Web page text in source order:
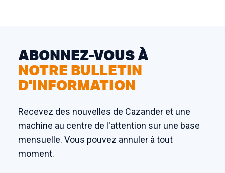
ABONNEZ-VOUS À
NOTRE BULLETIN
D'INFORMATION
Recevez des nouvelles de Cazander et une
machine au centre de l'attention sur une base
mensuelle. Vous pouvez annuler à tout
moment.